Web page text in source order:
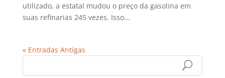
utilizado, a estatal mudou o preço da gasolina em
suas refinarias 245 vezes. Isso...
« Entradas Antigas